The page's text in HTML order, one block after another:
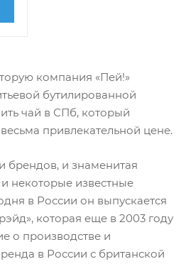
компания «Пей!»
бутилированной
чай в СПб, который
привлекательной цене.
брендов, и знаменитая
некоторые известные
в России он выпускается
которая еще в 2003 году
о производстве и
в России с британской